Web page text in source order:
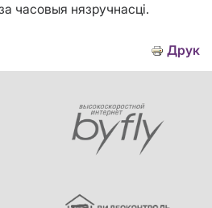
часовыя нязручнасці.
Друк